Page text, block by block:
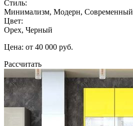
Стиль:
Минимализм, Модерн, Современный
Цвет:
Орех, Черный
Цена: от 40 000 руб.
Рассчитать